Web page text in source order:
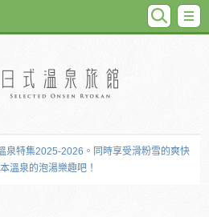
泉特集2025-2026。同時享受滑粉雪的爽快
溫泉的泡湯樂趣吧！